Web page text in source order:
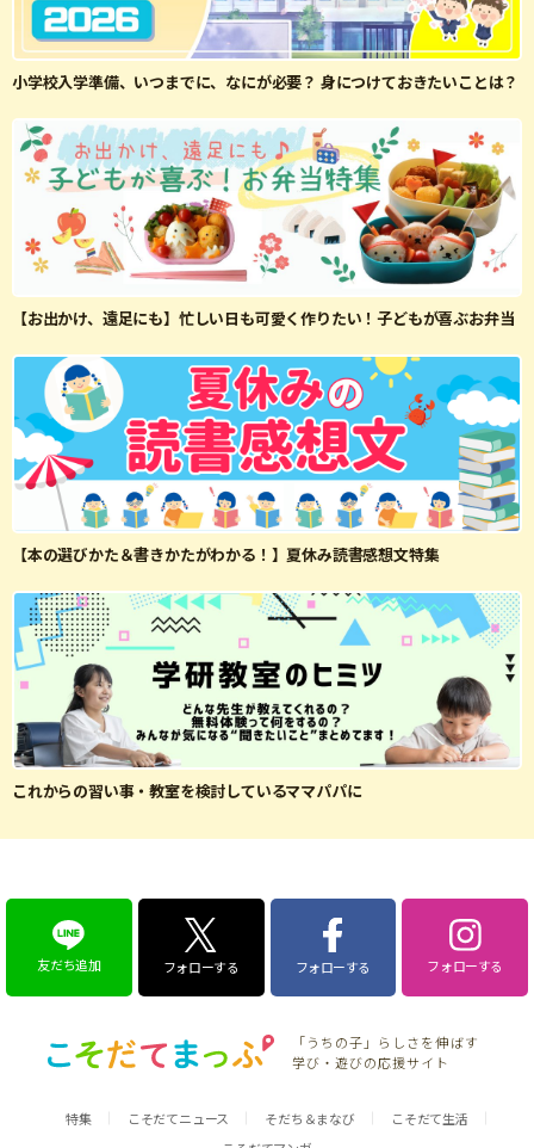
小学校入学準備、いつまでに、なにが必要？ 身につけておきたいことは？
【お出かけ、遠足にも】忙しい日も可愛く作りたい！子どもが喜ぶお弁当
【本の選びかた＆書きかたがわかる！】夏休み読書感想文特集
これからの習い事・教室を検討しているママパパに
友だち追加 フォローする フォローする フォローする
「うちの子」らしさを伸ばす
学び・遊びの応援サイト
特集 こそだてニュース そだち＆まなび
こそだて生活